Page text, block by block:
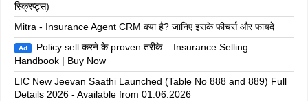
स्क्रिप्ट्स)
Mitra - Insurance Agent CRM क्या है? जानिए इसके फीचर्स और फायदे
Ad
Policy sell करने के proven तरीके – Insurance Selling
Handbook | Buy Now
LIC New Jeevan Saathi Launched (Table No 888 and 889) Full
Details 2026 - Available from 01.06.2026